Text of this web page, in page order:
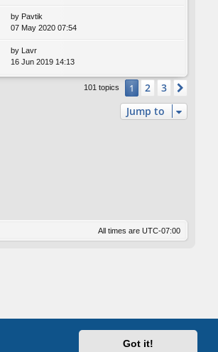
Got it!
by Pavtik
07 May 2020 07:54
by Lavr
16 Jun 2019 14:13
101 topics 1 2 3
Jump to
All times are UTC-07:00